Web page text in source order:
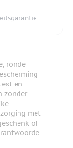
ronde
en
zonder
met
of